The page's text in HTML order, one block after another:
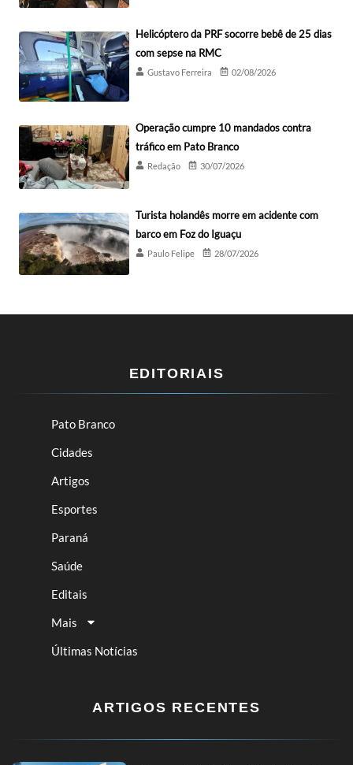
Helicóptero da PRF socorre bebê de 25 dias
com sepse na RMC
Gustavo Ferreira 02/08/2026
Operação cumpre 10 mandados contra
tráfico em Pato Branco
Redação 30/07/2026
Turista holandês morre em acidente com
barco em Foz do Iguaçu
Paulo Felipe 28/07/2026
EDITORIAIS
Pato Branco
Cidades
Artigos
Esportes
Paraná
Saúde
Editais
Mais
Últimas Notícias
ARTIGOS RECENTES